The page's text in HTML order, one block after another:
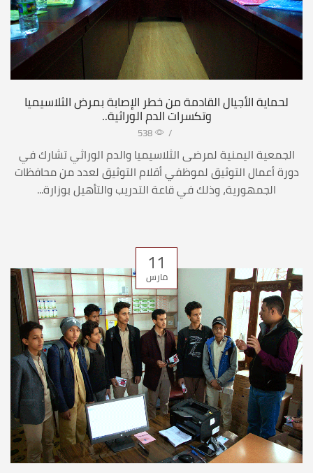
لحماية الأجيال القادمة من خطر الإصابة بمرض الثلاسيميا
وتكسرات الدم الوراثية..
/
538
الجمعية اليمنية لمرضى الثلاسيميا والدم الوراثي تشارك في
دورة أعمال التوثيق لموظفي أقلام التوثيق لعدد من محافظات
الجمهورية، وذلك في قاعة التدريب والتأهيل بوزارة...
11
مارس